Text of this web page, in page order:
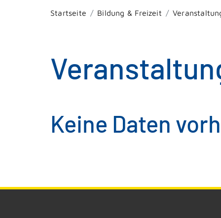
Startseite Bildung & Freizeit
Keine Daten